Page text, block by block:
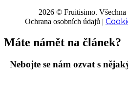
2026 © Fruitisimo. Všechna
Ochrana osobních údajů |
Máte námět na článek?
Nebojte se nám ozvat s